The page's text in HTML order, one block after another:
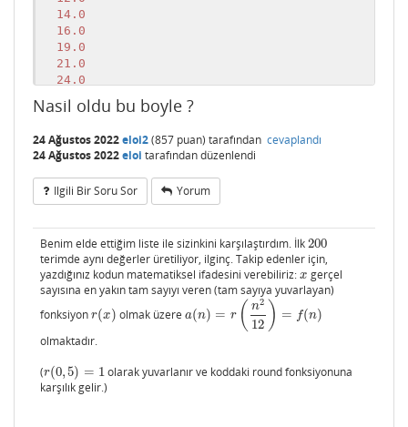
  30.0
  37.0
  40.0
  44.0
  48.0
  56.0
  61.0
  65.0
  70.0
  75.0
  80.0
  91.0
102.0
108.0
Nasil oldu bu boyle ?
24 Ağustos 2022eloi2(857 puan) tarafından cevaplandı
24 Ağustos 2022eloi tarafındandüzenlendi
Ilgili Bir Soru Sor Yorum
Benim elde ettiğim liste ile sizinkini karşılaştırdım. İlk200
200
terimde aynı değerler üretiliyor, ilginç. Takip edenler için,
yazdığınız kodun matematiksel ifadesini verebiliriz: x
x gerçel
sayısına en yakın tam sayıyı veren (tam sayıya yuvarlayan)
fonksiyon r(x)
r(x) olmak üzerea(n) = r ( n2
12 ) = f(n)
a(n)= r(n 212 =f(n
olmaktadır.
(r(0, 5) = 1
r(0,5)=1
olarak yuvarlanır ve koddaki round fonksiyonuna
karşılık gelir.)